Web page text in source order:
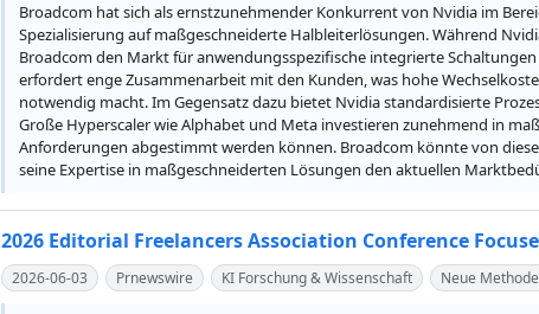
Broadcom hat sich als ernstzunehmender Konkurrent von Nvidia im
Spezialisierung auf maßgeschneiderte Halbleiterlösungen. Während
Broadcom den Markt für anwendungsspezifische integrierte
erfordert enge Zusammenarbeit mit den Kunden, was hohe
notwendig macht. Im Gegensatz dazu bietet Nvidia standardisierte
Große Hyperscaler wie Alphabet und Meta investieren zunehmend in
Anforderungen abgestimmt werden können. Broadcom könnte von
seine Expertise in maßgeschneiderten Lösungen den aktuellen
2026 Editorial Freelancers Association Conference
2026-06-03 Prnewswire KI Forschung & Wissenschaft Neue